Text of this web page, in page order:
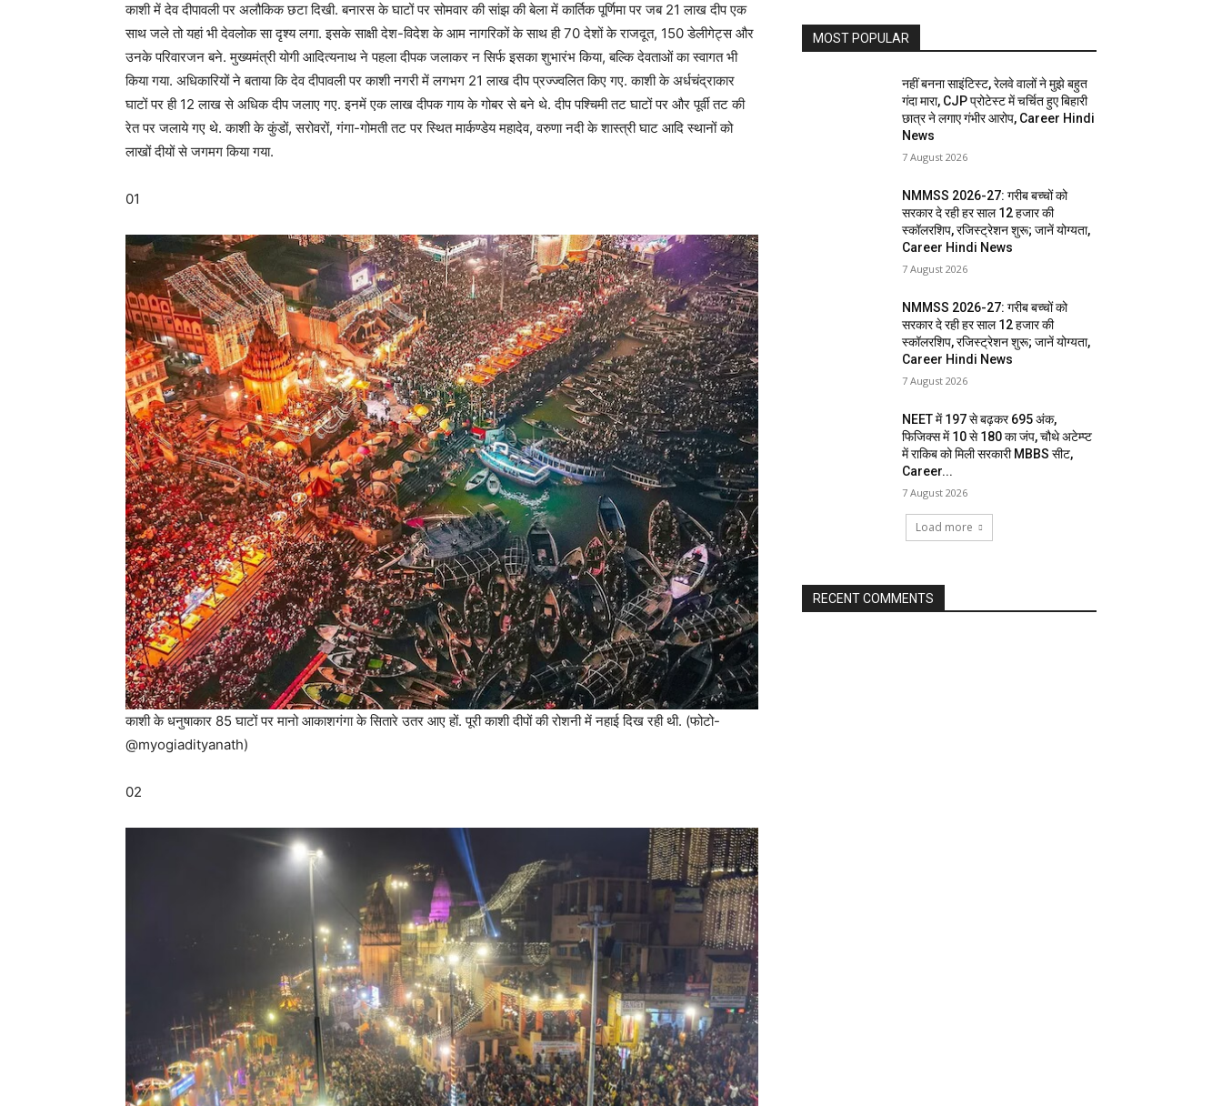
काशी में देव दीपावली पर अलौकिक छटा दिखी. बनारस के घाटों पर सोमवार की सांझ की बेला में कार्तिक पूर्णिमा पर जब 21 लाख दीप एक
साथ जले तो यहां भी देवलोक सा दृश्य लगा. इसके साक्षी देश-विदेश के आम नागरिकों के साथ ही 70 देशों के राजदूत, 150 डेलीगेट्स और
उनके परिवारजन बने. मुख्यमंत्री योगी आदित्यनाथ ने पहला दीपक जलाकर न सिर्फ इसका शुभारंभ किया, बल्कि देवताओं का स्वागत भी
किया गया. अधिकारियों ने बताया कि देव दीपावली पर काशी नगरी में लगभग 21 लाख दीप प्रज्ज्वलित किए गए. काशी के अर्धचंद्राकार
घाटों पर ही 12 लाख से अधिक दीप जलाए गए. इनमें एक लाख दीपक गाय के गोबर से बने थे. दीप पश्चिमी तट घाटों पर और पूर्वी तट की
रेत पर जलाये गए थे. काशी के कुंडों, सरोवरों, गंगा-गोमती तट पर स्थित मार्कण्डेय महादेव, वरुणा नदी के शास्त्री घाट आदि स्थानों को
लाखों दीयों से जगमग किया गया.
01
काशी के धनुषाकार 85 घाटों पर मानो आकाशगंगा के सितारे उतर आए हों. पूरी काशी दीपों की रोशनी में नहाई दिख रही थी. (फोटो-
@myogiadityanath)
02
MOST POPULAR
नहीं बनना साइंटिस्ट, रेलवे वालों ने मुझे बहुत
गंदा मारा, CJP प्रोटेस्ट में चर्चित हुए बिहारी
छात्र ने लगाए गंभीर आरोप, Career Hindi
News
7 August 2026
NMMSS 2026-27: गरीब बच्चों को
सरकार दे रही हर साल 12 हजार की
स्कॉलरशिप, रजिस्ट्रेशन शुरू; जानें योग्यता,
Career Hindi News
7 August 2026
NMMSS 2026-27: गरीब बच्चों को
सरकार दे रही हर साल 12 हजार की
स्कॉलरशिप, रजिस्ट्रेशन शुरू; जानें योग्यता,
Career Hindi News
7 August 2026
NEET में 197 से बढ़कर 695 अंक,
फिजिक्स में 10 से 180 का जंप, चौथे अटेम्प्ट
में राकिब को मिली सरकारी MBBS सीट,
Career...
7 August 2026
Load more
RECENT COMMENTS